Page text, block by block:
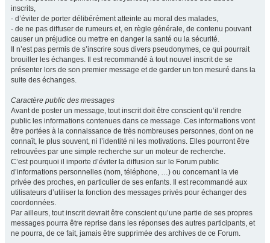
inscrits,
- d’éviter de porter délibérément atteinte au moral des malades,
- de ne pas diffuser de rumeurs et, en règle générale, de contenu pouvant
causer un préjudice ou mettre en danger la santé ou la sécurité.
Il n’est pas permis de s’inscrire sous divers pseudonymes, ce qui pourrait
brouiller les échanges. Il est recommandé à tout nouvel inscrit de se
présenter lors de son premier message et de garder un ton mesuré dans la
suite des échanges.
Caractère public des messages
Avant de poster un message, tout inscrit doit être conscient qu’il rendre
public les informations contenues dans ce message. Ces informations vont
être portées à la connaissance de très nombreuses personnes, dont on ne
connaît, le plus souvent, ni l’identité ni les motivations. Elles pourront être
retrouvées par une simple recherche sur un moteur de recherche.
C’est pourquoi il importe d’éviter la diffusion sur le Forum public
d’informations personnelles (nom, téléphone, …) ou concernant la vie
privée des proches, en particulier de ses enfants. Il est recommandé aux
utilisateurs d’utiliser la fonction des messages privés pour échanger des
coordonnées.
Par ailleurs, tout inscrit devrait être conscient qu’une partie de ses propres
messages pourra être reprise dans les réponses des autres participants, et
ne pourra, de ce fait, jamais être supprimée des archives de ce Forum.